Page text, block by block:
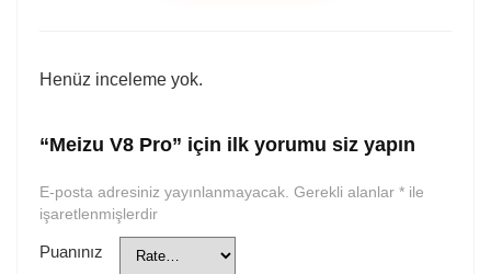
Henüz inceleme yok.
“Meizu V8 Pro” için ilk yorumu siz yapın
E-posta adresiniz yayınlanmayacak. Gerekli alanlar * ile
işaretlenmişlerdir
Puanınız